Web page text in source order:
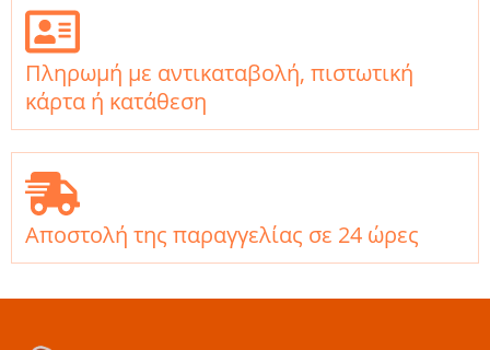
Πληρωμή με αντικαταβολή, πιστωτική
κάρτα ή κατάθεση
Αποστολή της παραγγελίας σε 24 ώρες